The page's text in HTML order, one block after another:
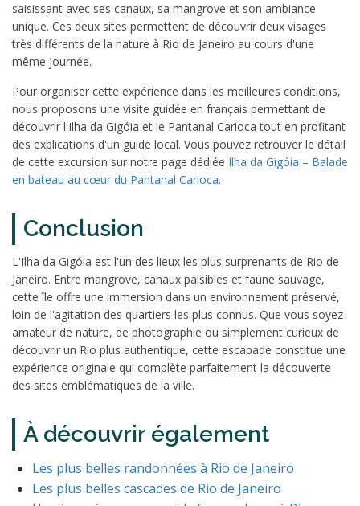
saisissant avec ses canaux, sa mangrove et son ambiance
unique. Ces deux sites permettent de découvrir deux visages
très différents de la nature à Rio de Janeiro au cours d'une
même journée.
Pour organiser cette expérience dans les meilleures conditions,
nous proposons une visite guidée en français permettant de
découvrir l'Ilha da Gigóia et le Pantanal Carioca tout en profitant
des explications d'un guide local. Vous pouvez retrouver le détail
de cette excursion sur notre page dédiée Ilha da Gigóia – Balade
en bateau au cœur du Pantanal Carioca.
Conclusion
L'Ilha da Gigóia est l'un des lieux les plus surprenants de Rio de
Janeiro. Entre mangrove, canaux paisibles et faune sauvage,
cette île offre une immersion dans un environnement préservé,
loin de l'agitation des quartiers les plus connus. Que vous soyez
amateur de nature, de photographie ou simplement curieux de
découvrir un Rio plus authentique, cette escapade constitue une
expérience originale qui complète parfaitement la découverte
des sites emblématiques de la ville.
À découvrir également
Les plus belles randonnées à Rio de Janeiro
Les plus belles cascades de Rio de Janeiro